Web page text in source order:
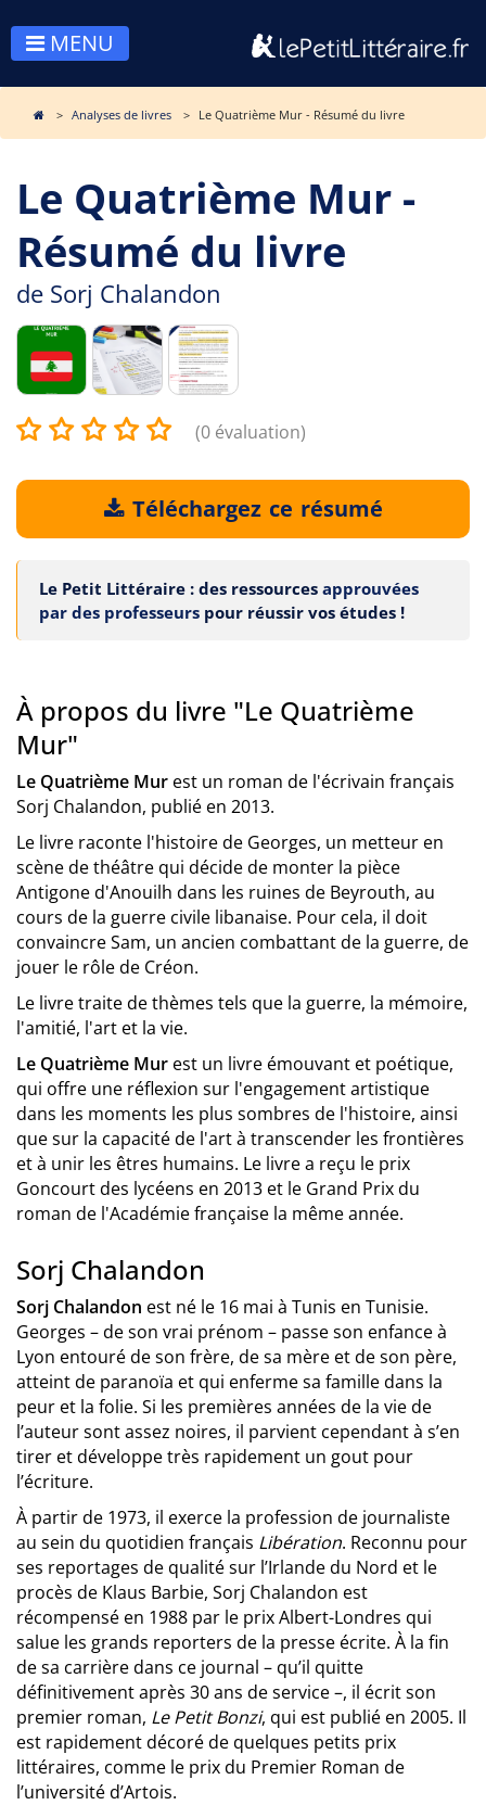
MENU
Analyses de livres Le Quatrième Mur - Résumé du livre
Le Quatrième Mur -
Résumé du livre
de Sorj Chalandon
(0 évaluation)
Téléchargez ce résumé
Le Petit Littéraire : des ressources approuvées
par des professeurs pour réussir vos études !
À propos du livre "Le Quatrième
Mur"
Le Quatrième Mur est un roman de l'écrivain français
Sorj Chalandon, publié en 2013.
Le livre raconte l'histoire de Georges, un metteur en
scène de théâtre qui décide de monter la pièce
Antigone d'Anouilh dans les ruines de Beyrouth, au
cours de la guerre civile libanaise. Pour cela, il doit
convaincre Sam, un ancien combattant de la guerre, de
jouer le rôle de Créon.
Le livre traite de thèmes tels que la guerre, la mémoire,
l'amitié, l'art et la vie.
Le Quatrième Mur est un livre émouvant et poétique,
qui offre une réflexion sur l'engagement artistique
dans les moments les plus sombres de l'histoire, ainsi
que sur la capacité de l'art à transcender les frontières
et à unir les êtres humains. Le livre a reçu le prix
Goncourt des lycéens en 2013 et le Grand Prix du
roman de l'Académie française la même année.
Sorj Chalandon
Sorj Chalandon est né le 16 mai à Tunis en Tunisie.
Georges – de son vrai prénom – passe son enfance à
Lyon entouré de son frère, de sa mère et de son père,
atteint de paranoïa et qui enferme sa famille dans la
peur et la folie. Si les premières années de la vie de
l’auteur sont assez noires, il parvient cependant à s’en
tirer et développe très rapidement un gout pour
l’écriture.
À partir de 1973, il exerce la profession de journaliste
au sein du quotidien français Libération. Reconnu pour
ses reportages de qualité sur l’Irlande du Nord et le
procès de Klaus Barbie, Sorj Chalandon est
récompensé en 1988 par le prix Albert-Londres qui
salue les grands reporters de la presse écrite. À la fin
de sa carrière dans ce journal – qu’il quitte
définitivement après 30 ans de service –, il écrit son
premier roman, Le Petit Bonzi, qui est publié en 2005. Il
est rapidement décoré de quelques petits prix
littéraires, comme le prix du Premier Roman de
l’université d’Artois.